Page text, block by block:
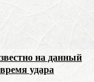
на данный
удара